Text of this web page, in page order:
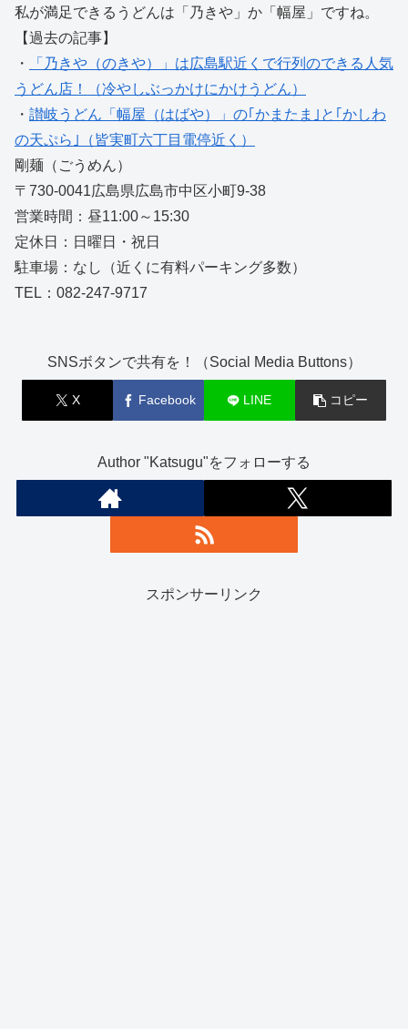
私が満足できるうどんは「乃きや」か「幅屋」ですね。
【過去の記事】
・
「乃きや（のきや）」は広島駅近くで行列のできる人気
うどん店！（冷やしぶっかけにかけうどん）
・ 讃岐うどん「幅屋（はばや）」の｢かまたま｣と｢かしわ
の天ぷら｣（皆実町六丁目電停近く）
剛麺（ごうめん）
〒730-0041広島県広島市中区小町9-38
営業時間：昼11:00～15:30
定休日：日曜日・祝日
駐車場：なし（近くに有料パーキング多数）
TEL：082-247-9717
SNSボタンで共有を！（Social Media Buttons）
X Facebook LINE コピー
Author "Katsugu"をフォローする
スポンサーリンク